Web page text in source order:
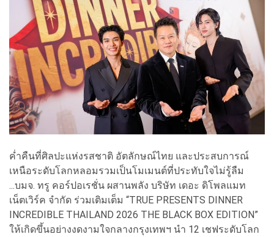
ค่ำคืนที่ศิลปะแห่งรสชาติ อัตลักษณ์ไทย และประสบการณ์
เหนือระดับโลกหลอมรวมเป็นโมเมนต์ที่ประทับใจไม่รู้ลืม
...บมจ. ทรู คอร์ปอเรชั่น ผสานพลัง บริษัท เดอะ ดิโพลแมท
เน็ตเวิร์ค จำกัด ร่วมเติมเต็ม “TRUE PRESENTS DINNER
INCREDIBLE THAILAND 2026 THE BLACK BOX EDITION”
ให้เกิดขึ้นอย่างงดงามใจกลางกรุงเทพฯ นำ 12 เชฟระดับโลก